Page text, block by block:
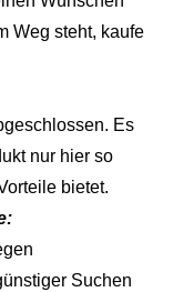
Weg steht, kaufe
Es
nur hier so
bietet.
Suchen